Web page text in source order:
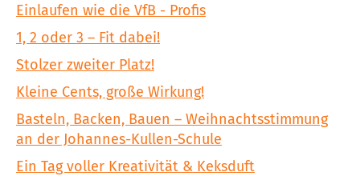
Einlaufen wie die VfB - Profis
1, 2 oder 3 – Fit dabei!
Stolzer zweiter Platz!
Kleine Cents, große Wirkung!
Basteln, Backen, Bauen – Weihnachtsstimmung
an der Johannes-Kullen-Schule
Ein Tag voller Kreativität & Keksduft